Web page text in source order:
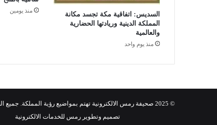
ه
ر
ي
ة
السديس: اتفاقية مكة تجسد مكانة
المملكة الدينية وريادتها الحضارية
والعالمية
منذ يوم واحد
منذ يومين
© 2025 صحيفة رمس الالكترونية تهتم بمواضيع رؤية المملكة. جميع الحقوق محفوظة.
تصميم وتطوير رمس للخدمات الالكترونية